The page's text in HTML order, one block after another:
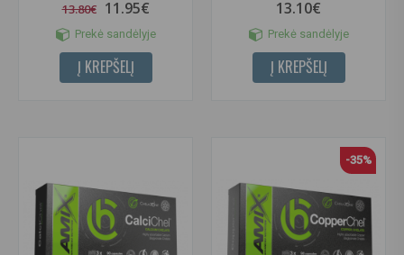
13.80€ 11.95€
Prekė sandėlyje
Į KREPŠELĮ
13.10€
Prekė sandėlyje
Į KREPŠELĮ
-35%